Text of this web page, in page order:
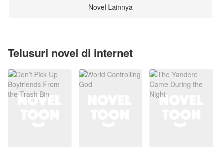
Novel Lainnya
Telusuri novel di internet